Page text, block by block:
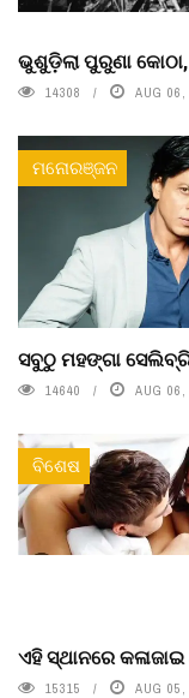
ଭୁଶୁଡ଼ିଲା ପୁରୁଣା
14308 AUG 06,
ମନୋରଞ୍ଜନ
ସବୁଠୁ ମହଙ୍ଗା
14640 AUG 06,
ବିଶେଷ
ଏହି ସ୍ଥାନରେ
15315 AUG 05,